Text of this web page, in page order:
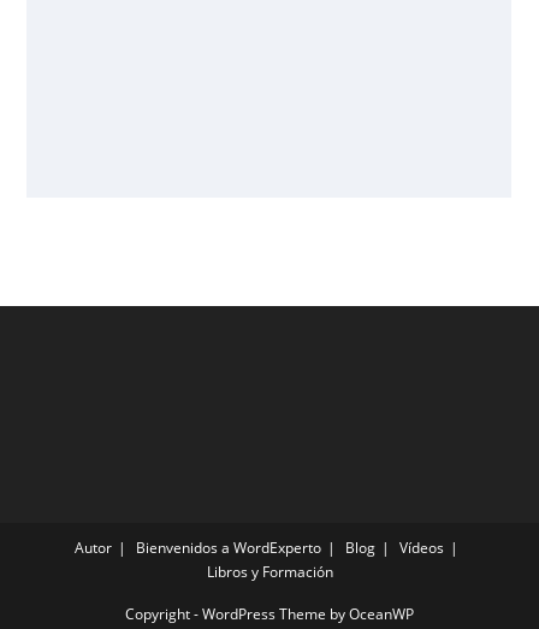
Autor Bienvenidos a WordExperto Blog
Vídeos
Libros y Formación
Copyright - WordPress Theme by OceanWP